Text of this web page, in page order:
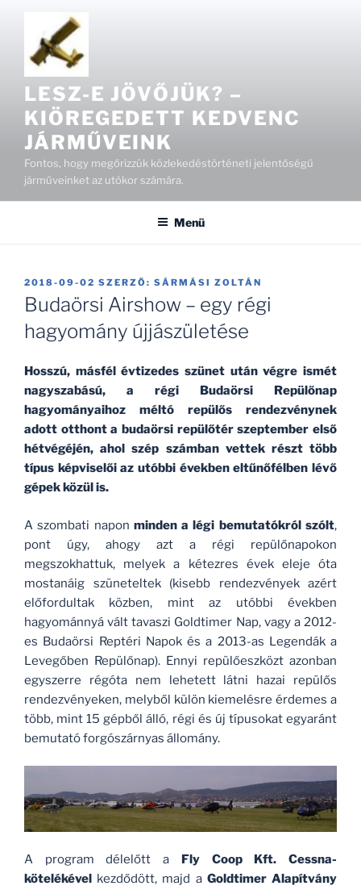
LESZ-E JÖVŐJÜK? –
KIÖREGEDETT KEDVENC
JÁRMŰVEINK
Fontos, hogy megőrizzük közlekedéstörténeti jelentőségű
járműveinket az utókor számára.
Menü
BEKÜLDVE:
2018-09-02 SZERZŐ: SÁRMÁSI ZOLTÁN
Budaörsi Airshow – egy régi
hagyomány újjászületése
Hosszú, másfél évtizedes szünet után végre ismét
nagyszabású, a régi Budaörsi Repülőnap
hagyományaihoz méltó repülős rendezvénynek
adott otthont a budaörsi repülőtér szeptember első
hétvégéjén, ahol szép számban vettek részt több
típus képviselői az utóbbi években eltűnőfélben lévő
gépek közül is.
A szombati napon minden a légi bemutatókról szólt,
pont úgy, ahogy azt a régi repülőnapokon
megszokhattuk, melyek a kétezres évek eleje óta
mostanáig szüneteltek (kisebb rendezvények azért
előfordultak közben, mint az utóbbi években
hagyománnyá vált tavaszi Goldtimer Nap, vagy a 2012-
es Budaörsi Reptéri Napok és a 2013-as Legendák a
Levegőben Repülőnap). Ennyi repülőeszközt azonban
egyszerre régóta nem lehetett látni hazai repülős
rendezvényeken, melyből külön kiemelésre érdemes a
több, mint 15 gépből álló, régi és új típusokat egyaránt
bemutató forgószárnyas állomány.
A program délelőtt a Fly Coop Kft. Cessna-
kötelékével kezdődött, majd a Goldtimer Alapítvány